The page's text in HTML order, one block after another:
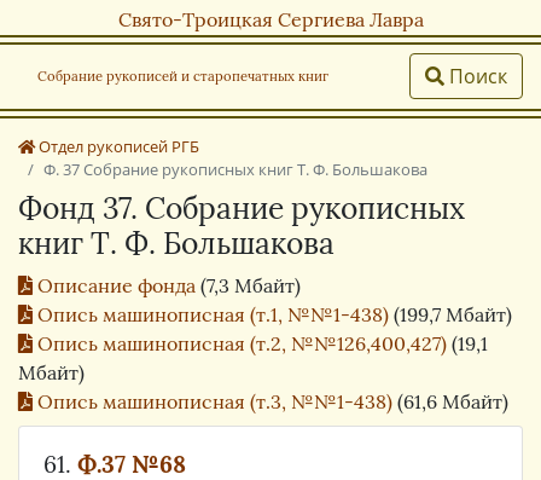
Свято-Троицкая Сергиева Лавра
Собрание рукописей и старопечатных книг Поиск
Отдел рукописей РГБ
Ф. 37 Собрание рукописных книг Т. Ф. Большакова
Фонд 37. Собрание рукописных
книг Т. Ф. Большакова
Описание фонда (7,3 Мбайт)
Опись машинописная (т.1, №№1-438) (199,7 Мбайт)
Опись машинописная (т.2, №№126,400,427) (19,1
Мбайт)
Опись машинописная (т.3, №№1-438) (61,6 Мбайт)
61. Ф.37 №68